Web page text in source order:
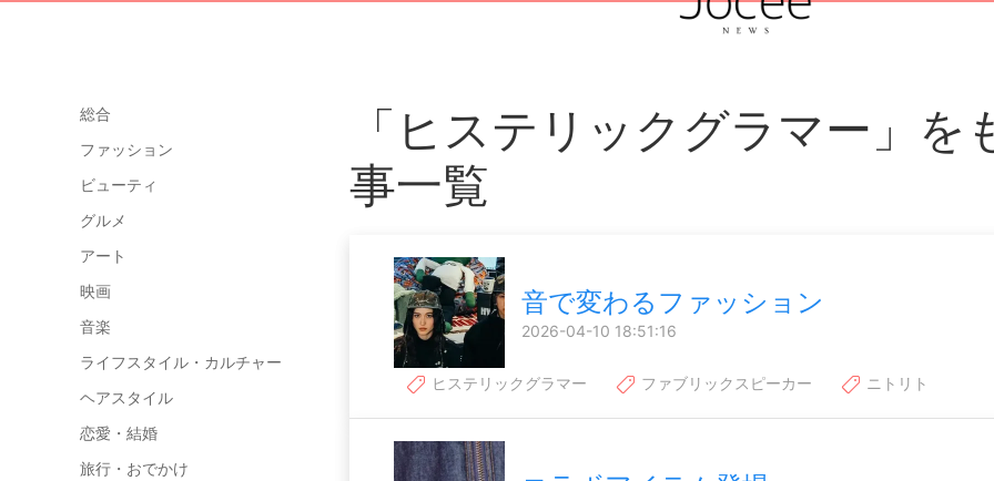
総合
ファッション
ビューティ
グルメ
アート
映画
音楽
ライフスタイル・カルチャー
ヘアスタイル
恋愛・結婚
旅行・おでかけ
「ヒステリックグラマー」を
事一覧
音で変わるファッション
2026-04-10 18:51:16
ヒステリックグラマー ファブリックスピーカー ニトリト